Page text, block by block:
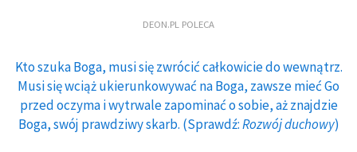
DEON.PL POLECA
Kto szuka Boga, musi się zwrócić całkowicie do wewnątrz.
Musi się wciąż ukierunkowywać na Boga, zawsze mieć Go
przed oczyma i wytrwale zapominać o sobie, aż znajdzie
Boga, swój prawdziwy skarb. (Sprawdź:Rozwój duchowy)